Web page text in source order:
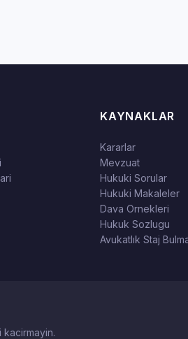
KAYNAKLAR
Kararlar
Mevzuat
Hukuki Sorular
Hukuki Makaleler
Dava Ornekleri
Hukuk Sozlugu
Avukatlık Staj